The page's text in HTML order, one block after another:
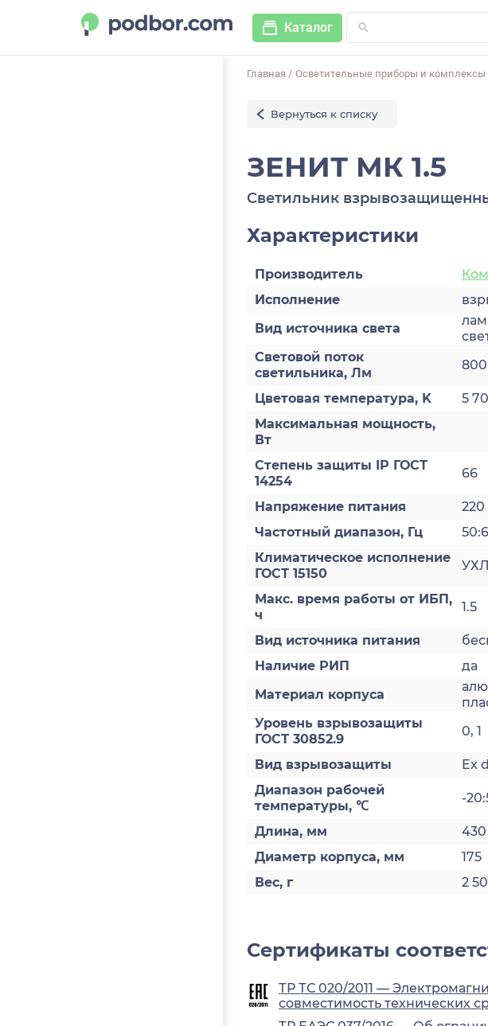
Каталог
Главная / Осветительные приборы и комплексы
Вернуться к списку
ЗЕНИТ МК 1.5
Светильник
Характеристики
Производитель
Исполнение
Вид источника света
Световой поток
светильника, Лм
800
Цветовая температура, K
5
Максимальная мощность,
Вт
Степень защиты IP ГОСТ
14254
66
Напряжение питания
220
Частотный диапазон, Гц
Климатическое исполнение
ГОСТ 15150
Макс. время работы от ИБП,
ч
1.5
Вид источника питания
Наличие РИП
да
Материал корпуса
Уровень взрывозащиты
ГОСТ 30852.9
0, 1
Вид взрывозащиты
Ex
Диапазон рабочей
температуры, ℃
-
Длина, мм
430
Диаметр корпуса, мм
175
Вес, г
2
Сертификаты
ТР ТС 020/2011 —
совместимость технических